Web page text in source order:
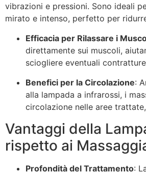
vibrazioni e pressioni. Sono ideali
mirato e intenso, perfetto per
Efficacia per Rilassare i
direttamente sui muscoli,
sciogliere eventuali
Benefici per la Circolazione:
alla lampada a infrarossi, i
circolazione nelle aree
Vantaggi della
rispetto ai
Profondità del Trattamento: